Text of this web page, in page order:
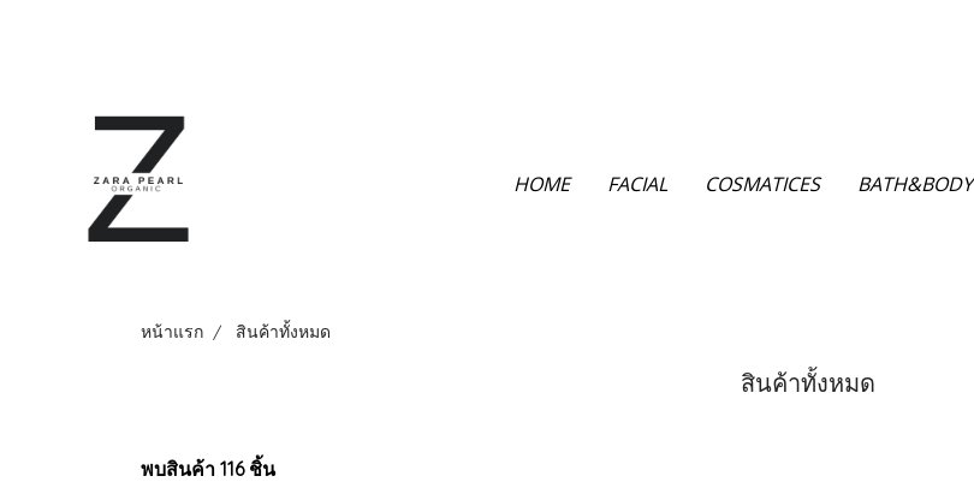
HOME FACIAL COSMATICES BATH&BODY
หน้าแรก สินค้าทั้งหมด
สินค้าทั้งหมด
พบสินค้า 116 ชิ้น